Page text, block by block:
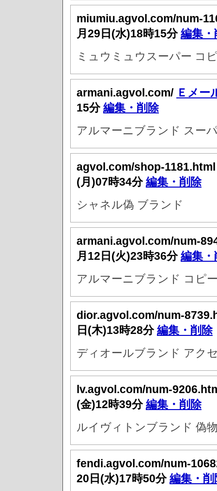
miumiu.agvol.com/num-
月29日(水)18時15分編集・
ミュウミュウスーパー コ
armani.agvol.com/ Ｅメー
15分編集・削除
アルマーニブランド スー
agvol.com/shop-
(月)07時34分編集・削除
シャネル偽 ブランド
armani.agvol.com/num-
月12日(火)23時36分編集・
アルマーニブランド コピ
dior.agvol.com/num-
日(木)13時28分編集・削除
ディオールブランド アク
lv.agvol.com/num-
(金)12時39分編集・削除
ルイヴィトンブランド 偽
fendi.agvol.com/num-
20日(水)17時50分編集・削